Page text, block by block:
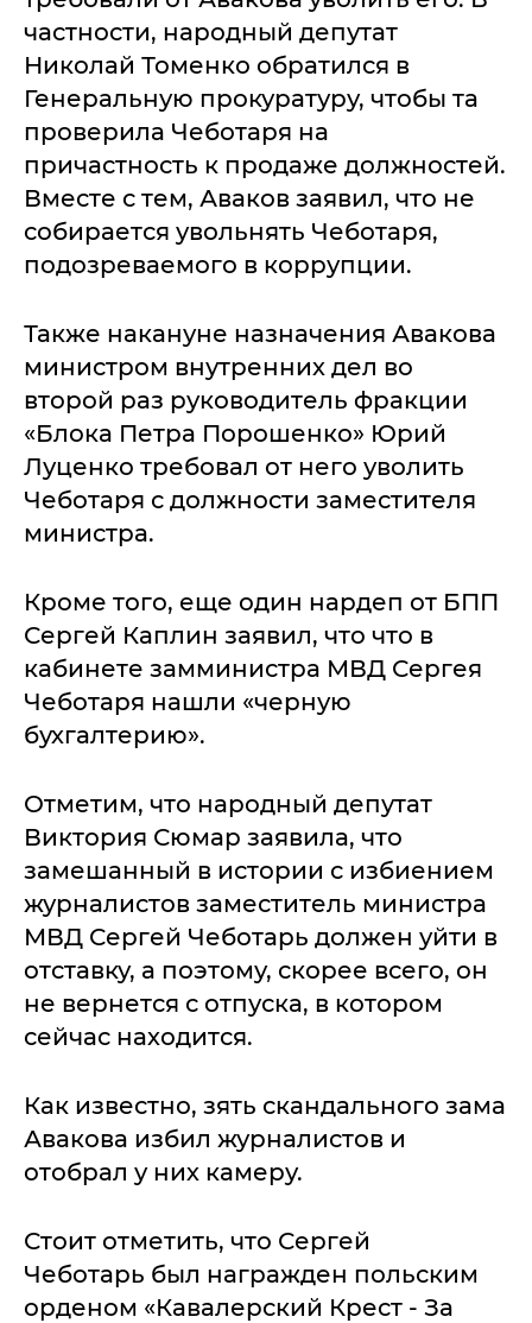
частности, народный депутат
Николай Томенко обратился в
Генеральную прокуратуру, чтобы та
проверила Чеботаря на
причастность к продаже должностей.
Вместе с тем, Аваков заявил, что не
собирается увольнять Чеботаря,
подозреваемого в коррупции.
Также накануне назначения Авакова
министром внутренних дел во
второй раз руководитель фракции
«Блока Петра Порошенко» Юрий
Луценко требовал от него уволить
Чеботаря с должности заместителя
министра.
Кроме того, еще один нардеп от БПП
Сергей Каплин заявил, что что в
кабинете замминистра МВД Сергея
Чеботаря нашли «черную
бухгалтерию».
Отметим, что народный депутат
Виктория Сюмар заявила, что
замешанный в истории с избиением
журналистов заместитель министра
МВД Сергей Чеботарь должен уйти в
отставку, а поэтому, скорее всего, он
не вернется с отпуска, в котором
сейчас находится.
Как известно, зять скандального зама
Авакова избил журналистов и
отобрал у них камеру.
Стоит отметить, что Сергей
Чеботарь был награжден польским
орденом «Кавалерский Крест - За